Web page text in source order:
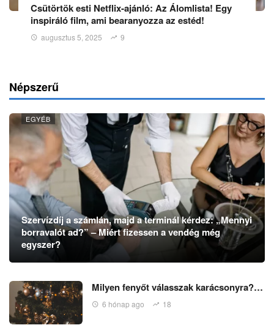
Csütörtök esti Netflix‑ajánló: Az Álomlista! Egy
inspiráló film, ami bearanyozza az estéd!
augusztus 5, 2025 9
Népszerű
EGYÉB
Szervízdíj a számlán, majd a terminál kérdez: „Mennyi
borravalót ad?” – Miért fizessen a vendég még
egyszer?
Milyen fenyőt válasszak karácsonyra?…
6 hónap ago 18